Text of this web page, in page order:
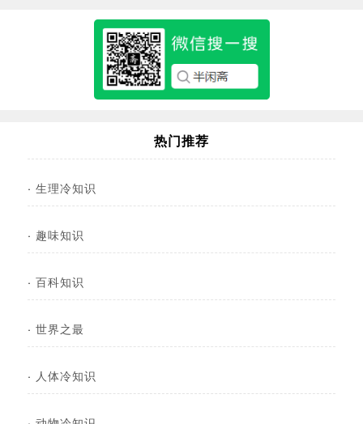
热门推荐
· 生理冷知识
· 趣味知识
· 百科知识
· 世界之最
· 人体冷知识